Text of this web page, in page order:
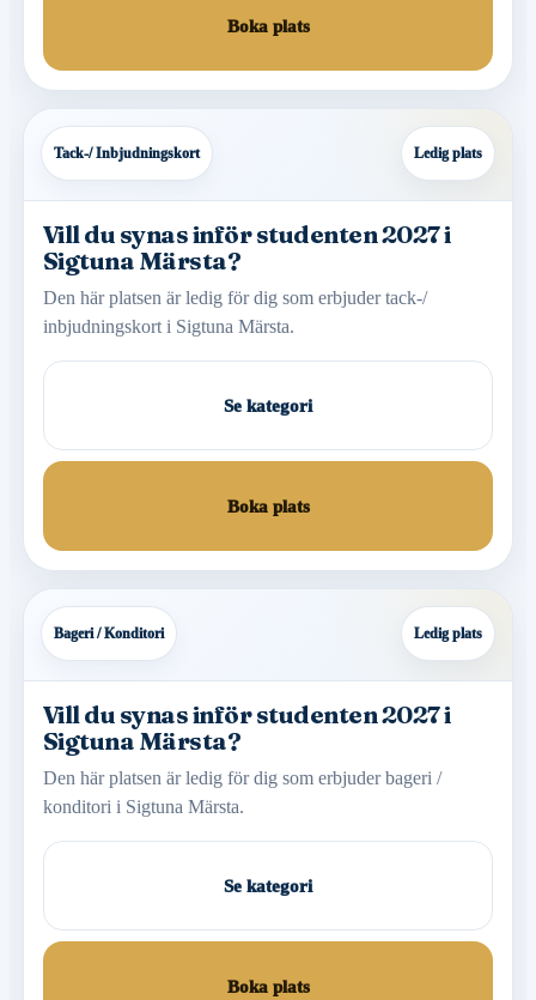
Boka plats
Tack-/ Inbjudningskort Ledig plats
Vill du synas inför studenten 2027 i
Sigtuna Märsta?
Den här platsen är ledig för dig som erbjuder tack-/
inbjudningskort i Sigtuna Märsta.
Se kategori
Boka plats
Bageri / Konditori Ledig plats
Vill du synas inför studenten 2027 i
Sigtuna Märsta?
Den här platsen är ledig för dig som erbjuder bageri /
konditori i Sigtuna Märsta.
Se kategori
Boka plats